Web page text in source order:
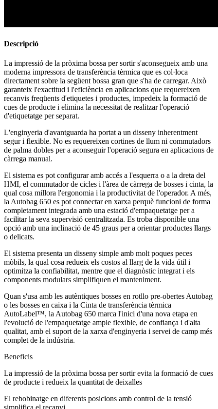
Descripció
La impressió de la pròxima bossa per sortir s'aconsegueix amb una
moderna impressora de transferència tèrmica que es col·loca
directament sobre la següent bossa gran que s'ha de carregar. Això
garanteix l'exactitud i l'eficiència en aplicacions que requereixen
recanvis freqüents d'etiquetes i productes, impedeix la formació de
cues de producte i elimina la necessitat de realitzar l'operació
d'etiquetatge per separat.
L'enginyeria d'avantguarda ha portat a un disseny inherentment
segur i flexible. No es requereixen cortines de llum ni commutadors
de palma dobles per a aconseguir l'operació segura en aplicacions de
càrrega manual.
El sistema es pot configurar amb accés a l'esquerra o a la dreta del
HMI, el commutador de cicles i l'àrea de càrrega de bosses i cinta, la
qual cosa millora l'ergonomia i la productivitat de l'operador. A més,
la Autobag 650 es pot connectar en xarxa perquè funcioni de forma
completament integrada amb una estació d'empaquetatge per a
facilitar la seva supervisió centralitzada. Es troba disponible una
opció amb una inclinació de 45 graus per a orientar productes llargs
o delicats.
El sistema presenta un disseny simple amb molt poques peces
mòbils, la qual cosa redueix els costos al llarg de la vida útil i
optimitza la confiabilitat, mentre que el diagnòstic integrat i els
components modulars simplifiquen el manteniment.
Quan s'usa amb les autèntiques bosses en rotllo pre-obertes Autobag
o les bosses en caixa i la Cinta de transferència tèrmica
AutoLabel™, la Autobag 650 marca l'inici d'una nova etapa en
l'evolució de l'empaquetatge ample flexible, de confiança i d'alta
qualitat, amb el suport de la xarxa d'enginyeria i servei de camp més
complet de la indústria.
Beneficis
La impressió de la pròxima bossa per sortir evita la formació de cues
de producte i redueix la quantitat de deixalles
El rebobinatge en diferents posicions amb control de la tensió
simplifica el recanvi